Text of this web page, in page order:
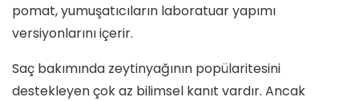
pomat, yumuşatıcıların laboratuar yapımı
versiyonlarını içerir.
Saç bakımında zeytinyağının popülaritesini
destekleyen çok az bilimsel kanıt vardır. Ancak